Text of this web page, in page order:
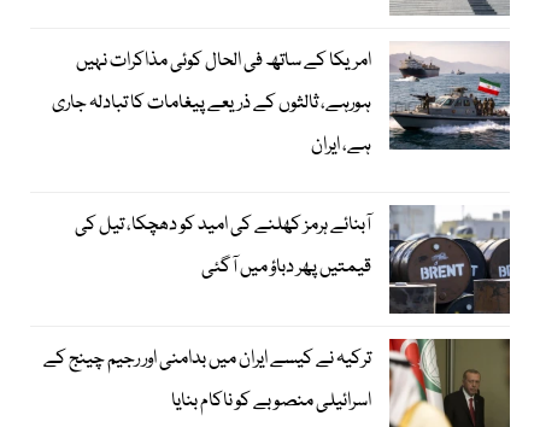
امریکا کے ساتھ فی الحال کوئی مذاکرات نہیں
ہورہے، ثالثوں کے ذریعے پیغامات کا تبادلہ جاری
ہے، ایران
آبنائے ہرمز کھلنے کی امید کو دھچکا، تیل کی
قیمتیں پھر دباؤ میں آگئی
ترکیہ نے کیسے ایران میں بدامنی اور رجیم چینج کے
اسرائیلی منصوبے کو ناکام بنایا